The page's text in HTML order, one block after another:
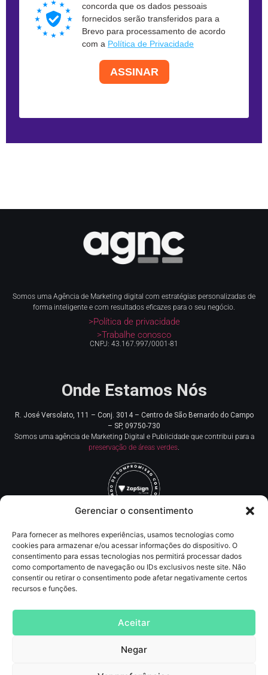
Gerenciar o consentimento
Para fornecer as melhores experiências, usamos tecnologias como
cookies para armazenar e/ou acessar informações do dispositivo. O
consentimento para essas tecnologias nos permitirá processar dados
como comportamento de navegação ou IDs exclusivos neste site. Não
consentir ou retirar o consentimento pode afetar negativamente certos
recursos e funções.
Aceitar
Negar
concorda que os dados pessoais
fornecidos serão transferidos para a
Brevo para processamento de acordo
com a Política de Privacidade
ASSINAR
Somos uma Agência de Marketing digital com estratégias personalizadas de
forma inteligente e com resultados eficazes para o seu negócio.
>Política de privacidade
>Trabalhe conosco
CNPJ: 43.167.997/0001-81
Onde Estamos Nós
R. José Versolato, 111 – Conj. 3014 – Centro de São Bernardo do Campo
– SP, 09750-730
Somos uma agência de Marketing Digital e Publicidade que contribui para a
preservação de áreas verdes.
Redes Sociais
Contato
contato@agncservicos.com
, Publicidade, comunicação, assessoria de imprensa,